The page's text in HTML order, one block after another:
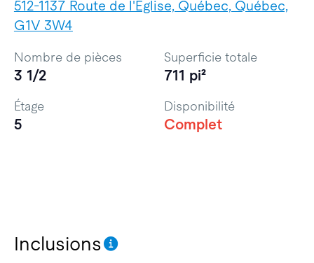
512-1137 Route de l'Église, Québec, Québec,
G1V 3W4
Inclusions
Nombre de pièces
3 1/2
Superficie totale
711 pi²
Étage
5
Disponibilité
Complet